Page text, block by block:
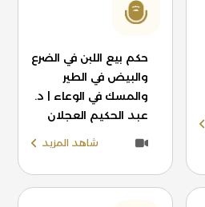
حكم بيع اللبن في الضرع
والبيض في الطير
والمسك في الوعاء | د.
عبد الحكيم العجلان
شاهد المزيد